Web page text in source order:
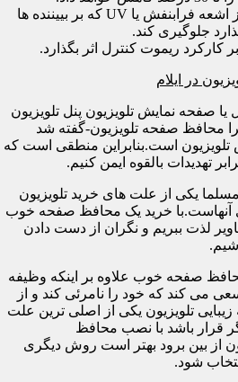
یک محافظ خوب باید از اشعه فرابنفش یا UV که بر بییننده ها
جلوگیری کند.
کارکرد ریموت کنترل اثر بگذارد.
در ایلام
یا صفحه نمایش تلویزیون پنل تلویزیون
محافظ صفحه تلویزیون-گفته شد
است.بنابراین منطقی است که
تهدیدات بالقوه ایمن کنیم.
یکی از علت های خرید تلویزیون
آنهاست.با خرید یک محافظ صفحه خوب
لذت ببریم و نگران از دست دادن
صفحه خوب علاوه بر اینکه وظیفه
می کند که خود را نامرئی کند و از
زیبایی تلویزیون یکی از اصلی ترین علت
قرار باشد با نصب محافظ
از بین برود بهتر است روش دیگری
شود.